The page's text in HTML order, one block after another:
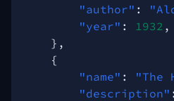
"author" :
"year" : 1932 ,
},
{
"name" :
"The
"description" :